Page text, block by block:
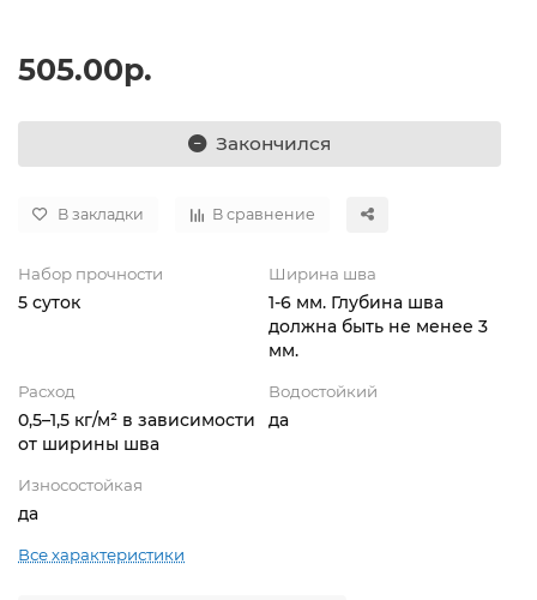
505.00р.
Закончился
В закладки В сравнение
Набор прочности
5 суток
Ширина шва
1-6 мм. Глубина шва
должна быть не менее 3
мм.
Расход
0,5–1,5 кг/м² в зависимости
от ширины шва
Водостойкий
да
Износостойкая
да
Все характеристики